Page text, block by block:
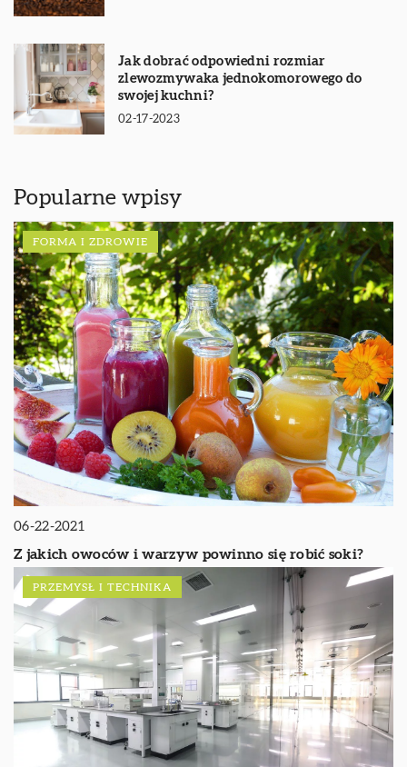
Jak dobrać odpowiedni rozmiar
zlewozmywaka jednokomorowego do
swojej kuchni?
02-17-2023
Popularne wpisy
FORMA I ZDROWIE
06-22-2021
Z jakich owoców i warzyw powinno się robić soki?
PRZEMYSŁ I TECHNIKA